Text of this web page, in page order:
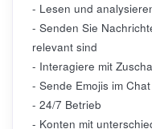
- Lesen und
- Senden Sie
relevant sind
- Interagiere mit
- Sende Emojis im Chat
- 24/7 Betrieb
- Konten mit